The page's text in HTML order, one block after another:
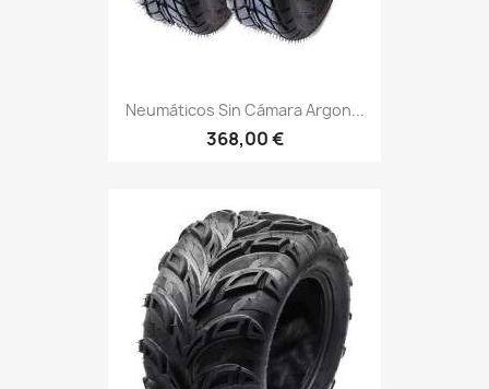
Neumáticos Sin Cámara Argon...
368,00 €